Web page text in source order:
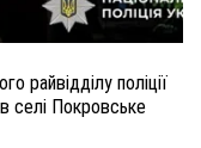
райвідділу поліції
селі Покровське